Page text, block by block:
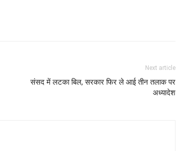
Next article
संसद में लटका बिल, सरकार फिर ले आई तीन तलाक पर
अध्यादेश